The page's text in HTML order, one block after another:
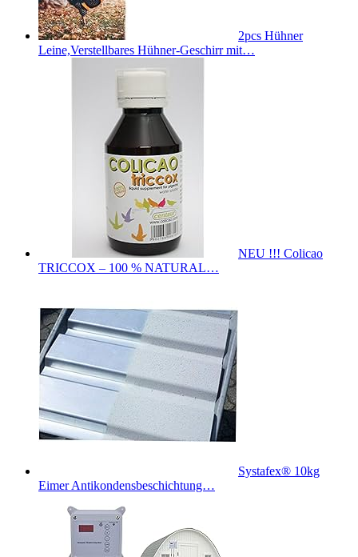
2pcs Hühner
Leine,Verstellbares Hühner-Geschirr mit…
NEU !!! Colicao
TRICCOX – 100 % NATURAL…
Systafex® 10kg
Eimer Antikondensbeschichtung…